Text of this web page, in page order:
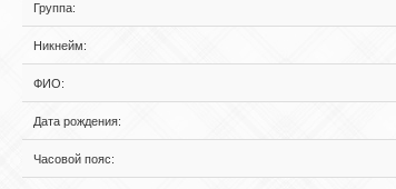
Группа:
Никнейм:
ФИО:
Дата рождения:
Часовой пояс: